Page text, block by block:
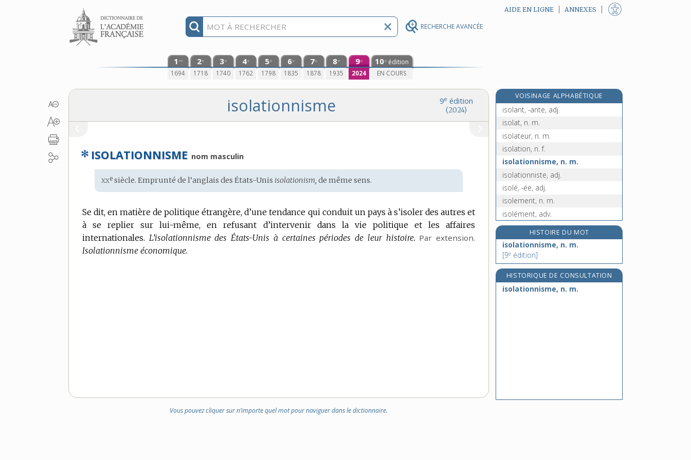
RECHERCHE AVANCÉE
Aller au contenu AIDE EN LIGNE ANNEXES
1 re
1694
2e
1718
3e
1740
4e
1762
5e
1798
6e
1835
7e
1878
8e
1935
9e
2024
10e édition
EN COURS
9e édition
(2024)
isolationnisme
✻ ISOLATIONNISME nom masculin
Étymologie
:
xxe siècle. Emprunté de l’anglais des États-Unis isolationism, de même sens.
Se dit, en matière de politique étrangère, d’une tendance qui conduit un pays à s’isoler des autres et
à se replier sur lui-même, en refusant d’intervenir dans la vie politique et les affaires
internationales. L’isolationnisme des États-Unis à certaines périodes de leur histoire. Par extension.
Isolationnisme économique.
Vous pouvez cliquer sur n’importe quel mot pour naviguer dans le dictionnaire.
VOISINAGE ALPHABÉTIQUE
isolable, adj.
isolant, -ante, adj.
isolat, n. m.
isolateur, n. m.
isolation, n. f.
isolationnisme, n. m.
isolationniste, adj.
isolé, -ée, adj.
isolement, n. m.
isolément, adv.
isoler, v. tr.
isoleucine, n. f.
isoloir, n. m.
isomère, adj.
isomérie, n. f.
HISTOIRE DU MOT
isolationnisme, n. m.
[9e édition]
HISTORIQUE DE CONSULTATION
isolationnisme, n. m.